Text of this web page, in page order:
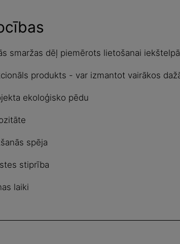
smaržas dēļ piemērots lietošanai
produkts - var izmantot vairākos
ekoloģisko pēdu
spēja
stiprība
laiki